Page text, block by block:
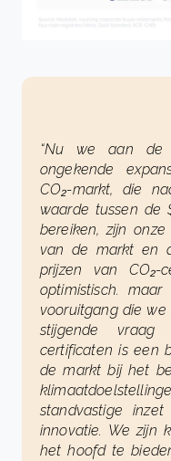
“Nu we aan de
ongekende
CO₂-markt, die
waarde tussen de
bereiken, zijn
van de markt en
prijzen van CO₂-
optimistisch.
vooruitgang die we
stijgende vraag
certificaten is een
de markt bij het
standvastige
innovatie. We zijn
het hoofd te